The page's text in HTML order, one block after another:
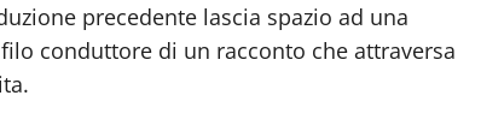
precedente lascia spazio ad una
conduttore di un racconto che attraversa